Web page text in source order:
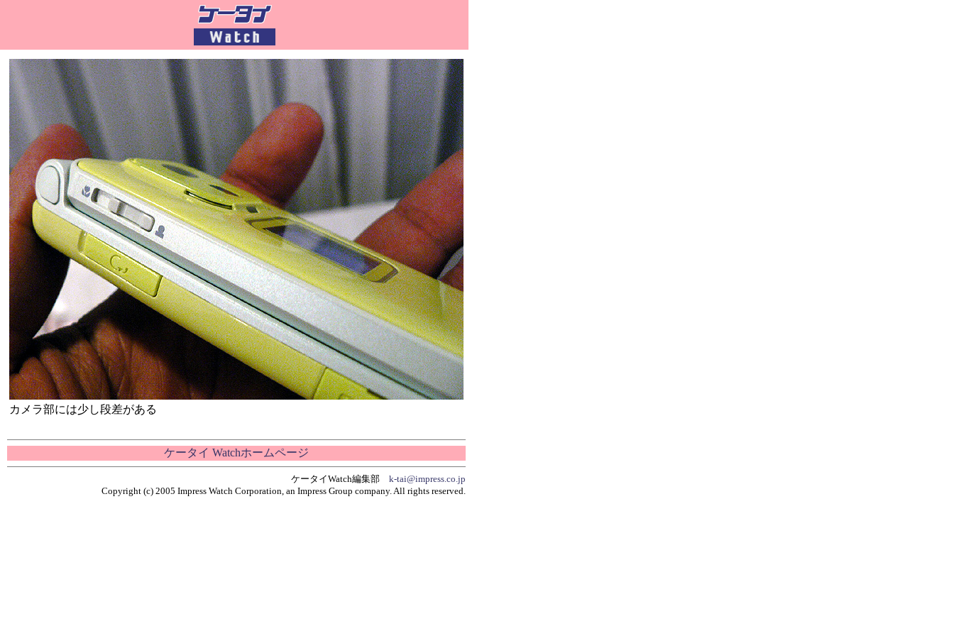
カメラ部には少し段差がある
ケータイ Watchホームページ
ケータイWatch編集部 k-tai@impress.co.jp
Copyright (c) 2005 Impress Watch Corporation, an Impress Group company. All rights reserved.